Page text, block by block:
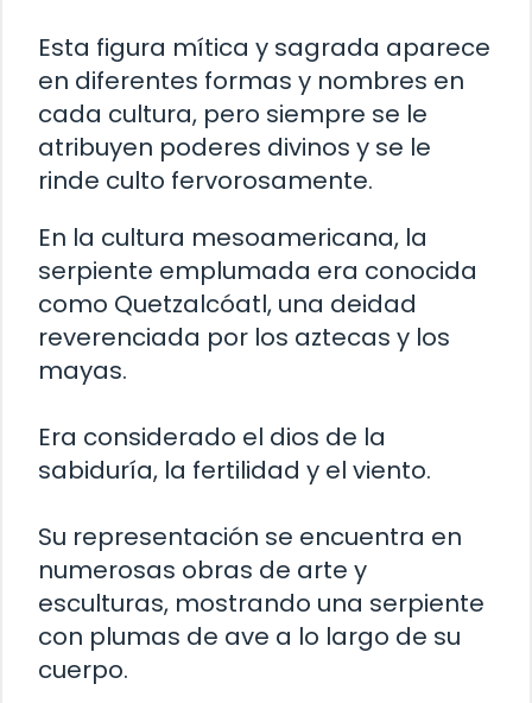
Esta figura mítica y sagrada aparece
en diferentes formas y nombres en
cada cultura, pero siempre se le
atribuyen poderes divinos y se le
rinde culto fervorosamente.
En la cultura mesoamericana, la
serpiente emplumada era conocida
como Quetzalcóatl, una deidad
reverenciada por los aztecas y los
mayas.
Era considerado el dios de la
sabiduría, la fertilidad y el viento.
Su representación se encuentra en
numerosas obras de arte y
esculturas, mostrando una serpiente
con plumas de ave a lo largo de su
cuerpo.